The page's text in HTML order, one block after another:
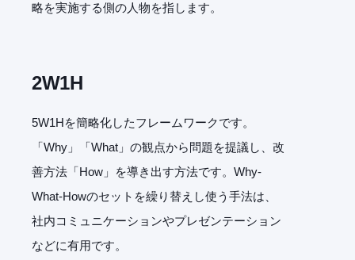
略を実施する側の人物を指します。
2W1H
5W1Hを簡略化したフレームワークです。
「Why」「What」の観点から問題を提議し、改
善方法「How」を導き出す方法です。Why-
What-Howのセットを繰り替えし使う手法は、
社内コミュニケーションやプレゼンテーション
などに有用です。